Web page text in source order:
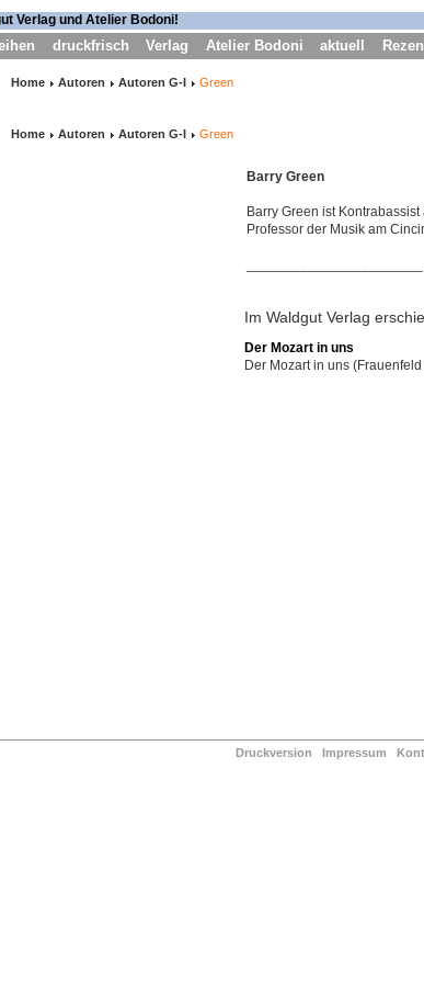
druckfrisch Verlag Atelier Bodoni aktuell
Home Autoren Autoren G-I Green
Home Autoren Autoren G-I Green
Barry Green
Barry Green ist
Professor der Musik am
Im Waldgut Verlag
Der Mozart in uns
Der Mozart in uns
Druckversion Impressum